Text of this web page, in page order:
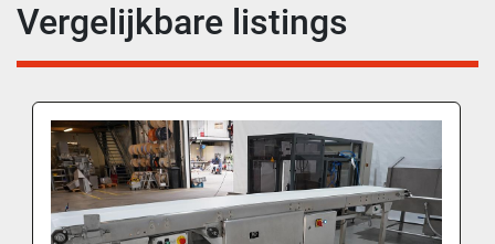
Vergelijkbare listings